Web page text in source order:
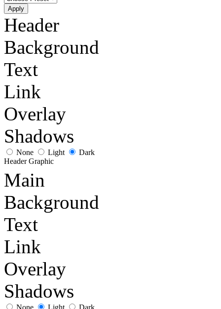
Apply
Header
Background
Text
Link
Overlay
Shadows
None Light
Dark
Header Graphic
Main
Background
Text
Link
Overlay
Shadows